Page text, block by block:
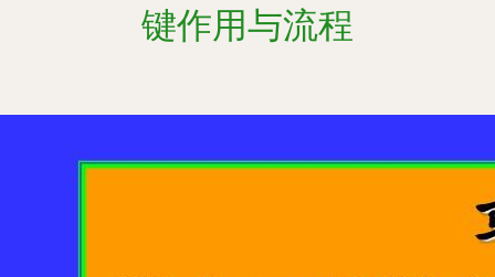
键作用与流程